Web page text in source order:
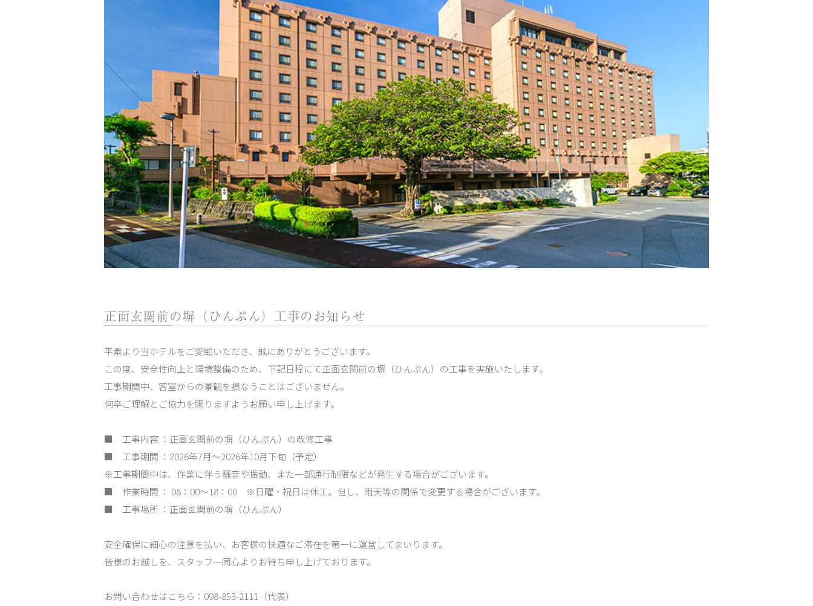
正面玄関前の塀（ひんぷん）工事のお知らせ
平素より当ホテルをご愛顧いただき、誠にありがとうございます。
この度、安全性向上と環境整備のため、下記日程にて正面玄関前の塀（ひんぷん）の工事を実施いたします。
工事期間中、客室からの景観を損なうことはございません。
何卒ご理解とご協力を賜りますようお願い申し上げます。
■ 工事内容 ：正面玄関前の塀（ひんぷん）の改修工事
■ 工事期間 ：2026年7月～2026年10月下旬（予定）
※工事期間中は、作業に伴う騒音や振動、また一部通行制限などが発生する場合がございます。
■ 作業時間 ： 08：00～18：00 ※日曜・祝日は休工。但し、雨天等の関係で変更する場合がございます。
■ 工事場所 ：正面玄関前の塀（ひんぷん）
安全確保に細心の注意を払い、お客様の快適なご滞在を第一に運営してまいります。
皆様のお越しを、スタッフ一同心よりお待ち申し上げております。
お問い合わせはこちら：098-853-2111（代表）